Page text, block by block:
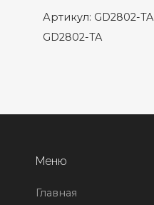
Артикул: GD2802-TA
GD2802-TA
Меню
Главная